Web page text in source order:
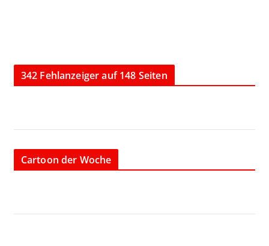
342 Fehlanzeiger auf 148 Seiten
Cartoon der Woche